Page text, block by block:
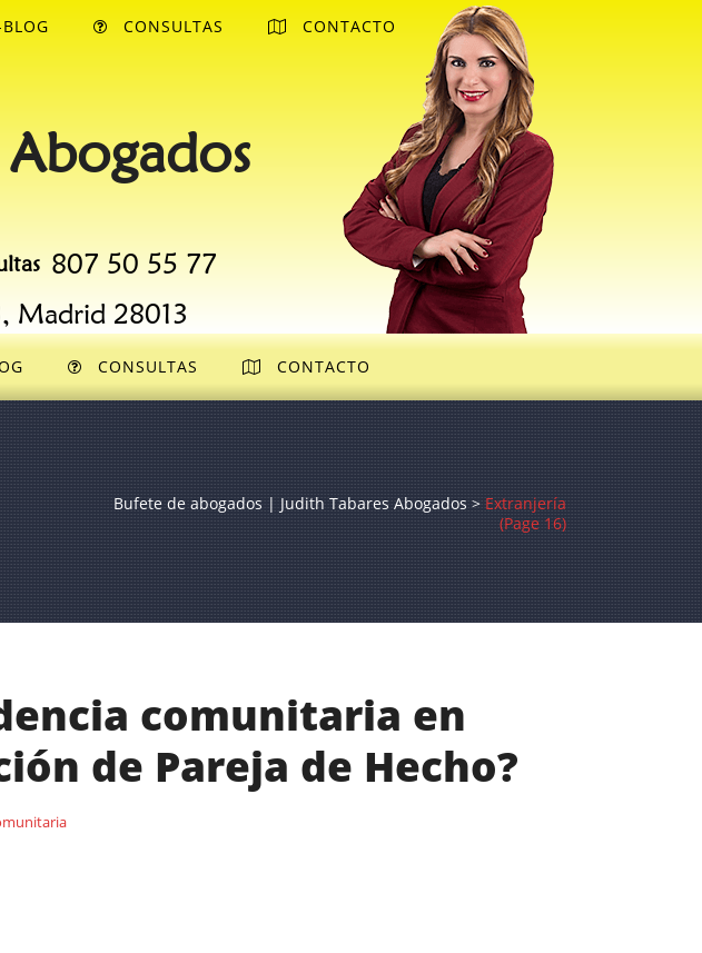
807 50 55 77
Madrid 28013
CONSULTAS CONTACTO
CONSULTAS CONTACTO
Bufete de abogados | Judith Tabares Abogados>Extranjería
(Page 16)
comunitaria en
de Pareja de Hecho?